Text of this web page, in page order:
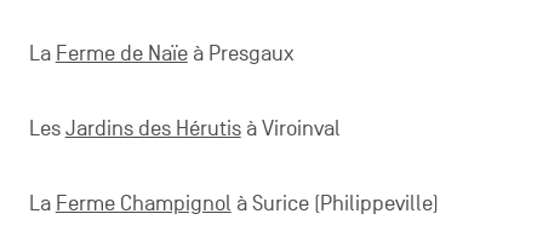
La Ferme de Naïeà Presgaux
LesJardins des Hérutisà Viroinval
La Ferme Champignol à Surice (Philippeville)